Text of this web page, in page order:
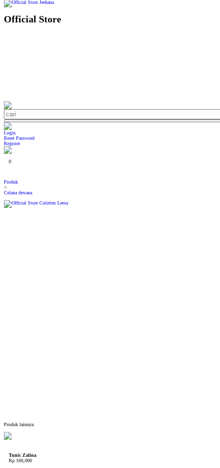
Official Store
Login
Reset Password
Register
0
Produk
>
Celana dewasa
Produk lainnya
Tunic Zalina
Rp.160,000